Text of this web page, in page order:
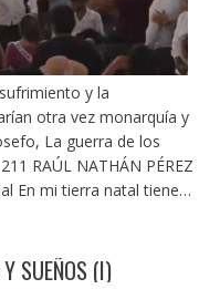
y la
otra vez monarquía y
La guerra de los
RAÚL NATHÁN PÉREZ
En mi tierra natal tienen
“En el pecado lleva la
Murat ha arrastrado un
SUEÑOS (I)